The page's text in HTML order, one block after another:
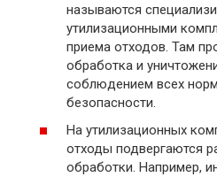
называются
утилизационными
приема отходов. Там
обработка и
соблюдением всех
безопасности.
На утилизационных
отходы подвергаются
обработки. Например,